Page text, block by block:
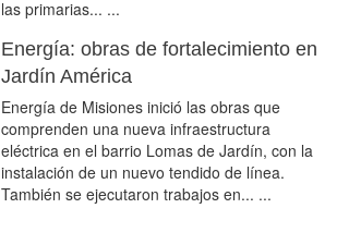
las primarias... ...
Energía: obras de fortalecimiento en
Jardín América
Energía de Misiones inició las obras que
comprenden una nueva infraestructura
eléctrica en el barrio Lomas de Jardín, con la
instalación de un nuevo tendido de línea.
También se ejecutaron trabajos en... ...